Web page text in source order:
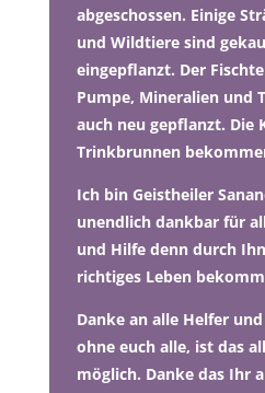
abgeschossen. Einige
und Wildtiere sind
eingepflanzt. Der
Pumpe, Mineralien und
auch neu gepflanzt. Die
Trinkbrunnen
Ich bin Geistheiler
unendlich dankbar für
und Hilfe denn durch
richtiges Leben
Danke an alle Helfer
ohne euch alle, ist das
möglich. Danke das Ihr